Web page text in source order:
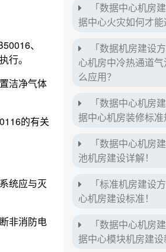
、
行。
洁净气体
的有关
统应与灭
非消防电
「数据中心机房
据中心火灾如何才能
「数据机房建设
心机房中冷热通道
么应用？
「数据中心机房
据中心机房装修标准
「数据中心机房
池机房建设详解！
「标准机房建设
心机房建设标准！
「数据中心机房
据中心模块机房建设